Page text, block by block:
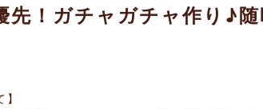
先！ガチャガチャ作り♪